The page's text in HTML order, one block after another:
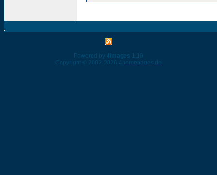
Powered by 4images 1.10
Copyright © 2002-2026 4homepages.de